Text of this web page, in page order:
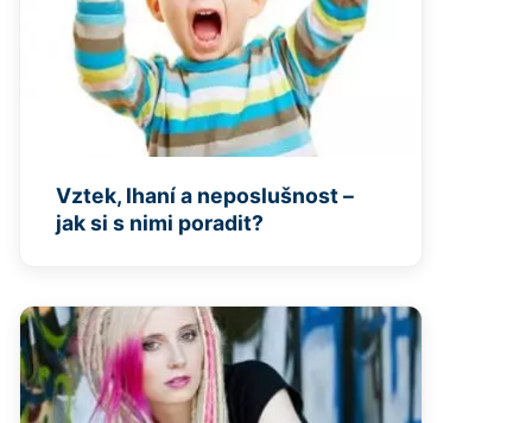
Vztek, lhaní a neposlušnost –
jak si s nimi poradit?